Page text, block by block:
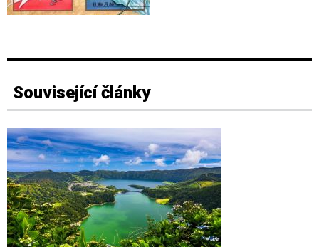
Související články